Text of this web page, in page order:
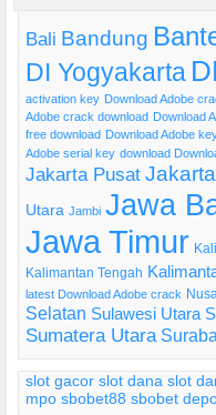
Bali Bandung
DI Yogyakarta
activation key Download Adobe
Adobe crack download Download
free download Download Adobe
Adobe serial key download
Jakarta Pusat
Utara Jambi Jawa
Jawa Timur
Kalimantan Tengah
latest Download Adobe crack
Selatan Sulawesi Utara
Sumatera Utara
slot gacor slot dana slot
mpo sbobet88 sbobet